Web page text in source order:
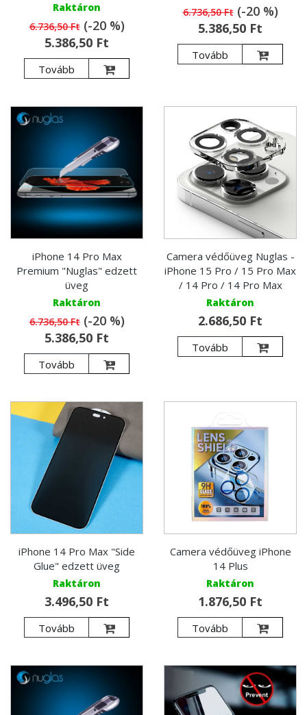
Raktáron
6.736,50 Ft(-20 %)
5.386,50 Ft
Tovább
6.736,50 Ft(-20 %)
5.386,50 Ft
Tovább
iPhone 14 Pro Max
Premium "Nuglas" edzett
üveg
Raktáron
6.736,50 Ft(-20 %)
5.386,50 Ft
Tovább
Camera védőüveg Nuglas -
iPhone 15 Pro / 15 Pro Max
/ 14 Pro / 14 Pro Max
Raktáron
2.686,50 Ft
Tovább
iPhone 14 Pro Max "Side
Glue" edzett üveg
Raktáron
3.496,50 Ft
Tovább
Camera védőüveg iPhone
14 Plus
Raktáron
1.876,50 Ft
Tovább